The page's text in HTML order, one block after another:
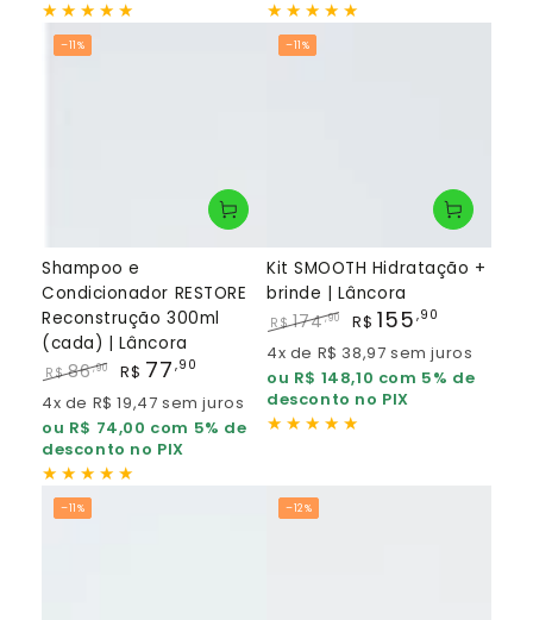
Shampoo e
Condicionador RESTORE
Reconstrução 300ml
(cada) | Lâncora
Preço
regular
R$ 86,90
Preço
de
venda
R$ 77 ,90
4x de R$ 19,47 sem juros
ou R$ 74,00 com 5% de
desconto no PIX
–11%
Kit SMOOTH Hidratação +
brinde | Lâncora
Preço
regular
R$ 174,90
Preço
de
venda
R$ 155 ,90
4x de R$ 38,97 sem juros
ou R$ 148,10 com 5% de
desconto no PIX
–11%
–11% –12%